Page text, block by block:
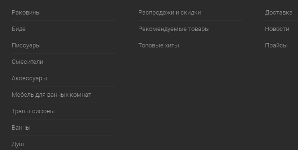
Раковины
Биде
Писсуары
Смесители
Аксессуары
Мебель для ванных комнат
Трапы-сифоны
Ванны
Душ
Распродажи и скидки
Рекомендуемые товары
Топовые хиты
Доставка
Новости
Прайсы